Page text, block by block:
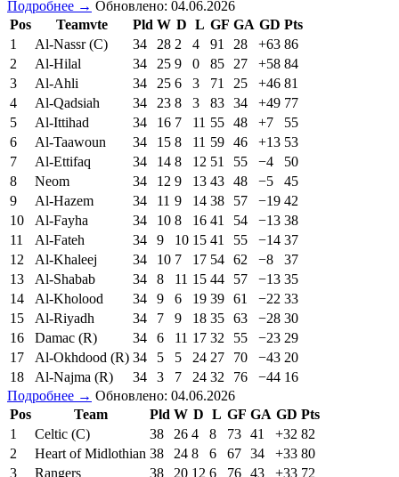
Подробнее → Обновлено: 04.06.2026
Pos
Teamvte Pld W D L GF GA GD Pts
1
Al-Nassr (C) 34 28 2 4 91 28 +63 86
2
Al-Hilal 34 25 9 0 85 27 +58 84
3
Al-Ahli 34 25 6 3 71 25 +46 81
4
Al-Qadsiah 34 23 8 3 83 34 +49 77
5
Al-Ittihad 34 16 7 11 55 48 +7
55
6
Al-Taawoun 34 15 8 11 59 46 +13 53
7
Al-Ettifaq 34 14 8 12 51 55 −4
50
8
Neom 34 12 9 13 43 48 −5
45
9
Al-Hazem 34 11 9 14 38 57 −19 42
10
Al-Fayha 34 10 8 16 41 54 −13 38
11
Al-Fateh 34 9 10 15 41 55 −14 37
12
Al-Khaleej 34 10 7 17 54 62 −8
37
13
Al-Shabab 34 8 11 15 44 57 −13 35
14
Al-Kholood 34 9 6 19 39 61 −22 33
15
Al-Riyadh 34 7 9 18 35 63 −28 30
16
Damac (R) 34 6 11 17 32 55 −23 29
17
Al-Okhdood (R) 34 5 5 24 27 70 −43 20
18
Al-Najma (R) 34 3 7 24 32 76 −44 16
Подробнее → Обновлено: 04.06.2026
Pos
Team Pld W D L GF GA GD Pts
1
Celtic (C) 38 26 4 8 73 41 +32 82
2
Heart of Midlothian 38 24 8 6 67 34 +33 80
3
Rangers 38 20 12 6 76 43 +33 72